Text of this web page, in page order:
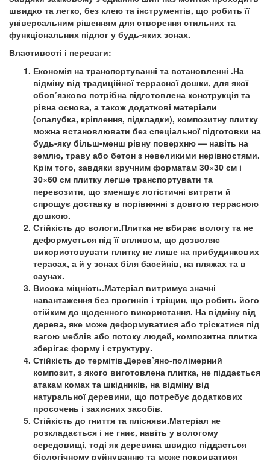
швидко та легко, без клею та інструментів, що робить її
універсальним рішенням для створення стильних та
функціональних підлог у будь-яких зонах.
Властивості і переваги:
Економія на транспортуванні та встановленні .На
відміну від традиційної террасної дошки, для якої
обов’язково потрібна підготовлена конструкція та
рівна основа, а також додаткові матеріали
(опалубка, кріплення, підкладки), композитну плитку
можна встановлювати без спеціальної підготовки на
будь-яку більш-менш рівну поверхню — навіть на
землю, траву або бетон з невеликими нерівностями.
Крім того, завдяки зручним форматам 30×30 см і
30×60 см плитку легше транспортувати та
перевозити, що зменшує логістичні витрати й
спрощує доставку в порівнянні з довгою террасною
дошкою.
Стійкість до вологи.Плитка не вбирає вологу та не
деформується під її впливом, що дозволяє
використовувати плитку не лише на прибудинкових
терасах, а й у зонах біля басейнів, на пляжах та в
саунах.
Висока міцність.Матеріал витримує значні
навантаження без прогинів і тріщин, що робить його
стійким до щоденного використання. На відміну від
дерева, яке може деформуватися або тріскатися під
вагою меблів або потоку людей, композитна плитка
зберігає форму і структуру.
Стійкість до термітів.Дерев’яно-полімерний
композит, з якого виготовлена плитка, не піддається
атакам комах та шкідників, на відміну від
натуральної деревини, що потребує додаткових
просочень і захисних засобів.
Стійкість до гниття та плісняви.Матеріал не
розкладається і не гниє, навіть у вологому
середовищі, тоді як деревина швидко піддається
біологічному руйнуванню та може покриватися